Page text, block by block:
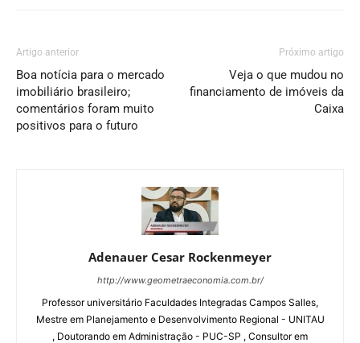
Artigo anterior
Boa notícia para o mercado
imobiliário brasileiro;
comentários foram muito
positivos para o futuro
Próximo artigo
Veja o que mudou no
financiamento de imóveis da
Caixa
Adenauer Cesar Rockenmeyer
http://www.geometraeconomia.com.br/
Professor universitário Faculdades Integradas Campos Salles,
Mestre em Planejamento e Desenvolvimento Regional - UNITAU
, Doutorando em Administração - PUC-SP , Consultor em